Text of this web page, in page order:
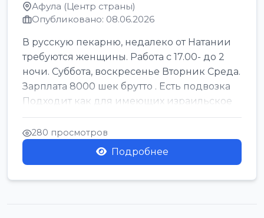
Афула (Центр страны)
Опубликовано: 08.06.2026
В русскую пекарню, недалеко от Натании
требуются женщины. Работа с 17.00- до 2
ночи. Суббота, воскресенье Вторник Среда.
Зарплата 8000 шек брутто . Есть подвозка
Подходит как для имеющих израильское
г...
280 просмотров
Подробнее